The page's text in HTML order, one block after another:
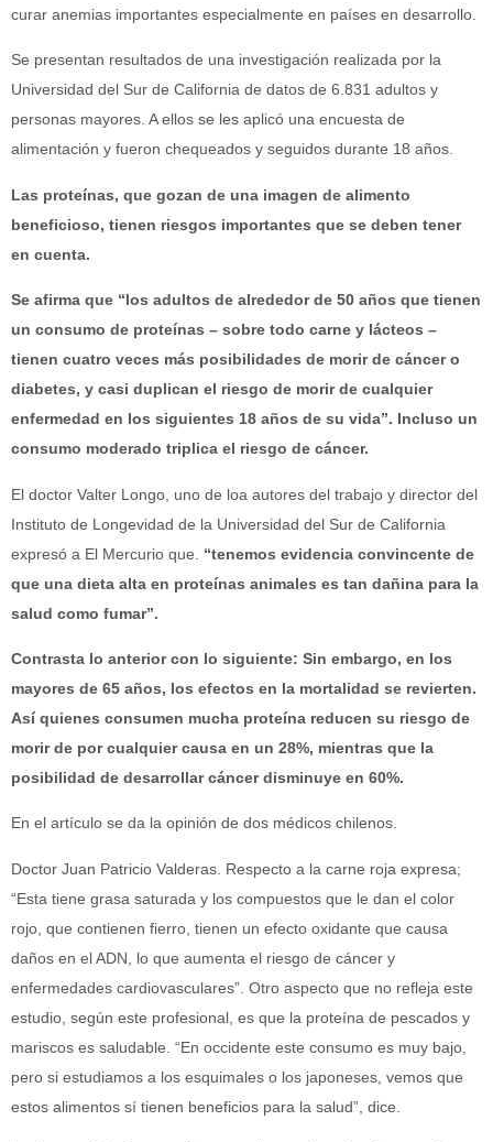
curar anemias importantes especialmente en países en desarrollo.
Se presentan resultados de una investigación realizada por la
Universidad del Sur de California de datos de 6.831 adultos y
personas mayores. A ellos se les aplicó una encuesta de
alimentación y fueron chequeados y seguidos durante 18 años.
Las proteínas, que gozan de una imagen de alimento
beneficioso, tienen riesgos importantes que se deben tener
en cuenta.
Se afirma que “los adultos de alrededor de 50 años que tienen
un consumo de proteínas – sobre todo carne y lácteos –
tienen cuatro veces más posibilidades de morir de cáncer o
diabetes, y casi duplican el riesgo de morir de cualquier
enfermedad en los siguientes 18 años de su vida”. Incluso un
consumo moderado triplica el riesgo de cáncer.
El doctor Valter Longo, uno de loa autores del trabajo y director del
Instituto de Longevidad de la Universidad del Sur de California
expresó a El Mercurio que. “tenemos evidencia convincente de
que una dieta alta en proteínas animales es tan dañina para la
salud como fumar”.
Contrasta lo anterior con lo siguiente: Sin embargo, en los
mayores de 65 años, los efectos en la mortalidad se revierten.
Así quienes consumen mucha proteína reducen su riesgo de
morir de por cualquier causa en un 28%, mientras que la
posibilidad de desarrollar cáncer disminuye en 60%.
En el artículo se da la opinión de dos médicos chilenos.
Doctor Juan Patricio Valderas. Respecto a la carne roja expresa;
“Esta tiene grasa saturada y los compuestos que le dan el color
rojo, que contienen fierro, tienen un efecto oxidante que causa
daños en el ADN, lo que aumenta el riesgo de cáncer y
enfermedades cardiovasculares”. Otro aspecto que no refleja este
estudio, según este profesional, es que la proteína de pescados y
mariscos es saludable. “En occidente este consumo es muy bajo,
pero si estudiamos a los esquimales o los japoneses, vemos que
estos alimentos sí tienen beneficios para la salud”, dice.